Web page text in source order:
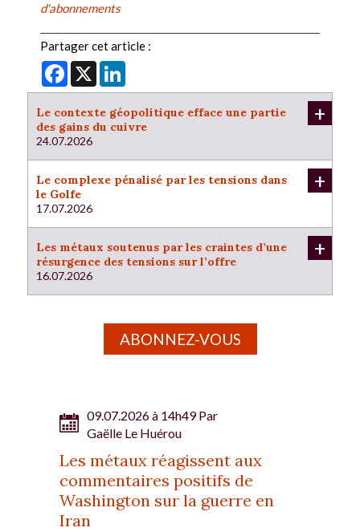
d'abonnements
Partager cet article :
Facebook
X
Le contexte géopolitique efface une partie
des gains du cuivre
24.07.2026
+
Le complexe pénalisé par les tensions dans
le Golfe
17.07.2026
+
Les métaux soutenus par les craintes d’une
résurgence des tensions sur l’offre
16.07.2026
+
ABONNEZ-VOUS
09.07.2026 à 14h49 Par
Gaëlle Le Huérou
Les métaux réagissent aux
commentaires positifs de
Washington sur la guerre en
Iran